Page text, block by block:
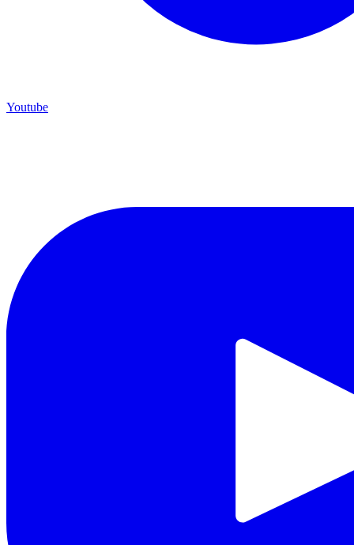
Youtube